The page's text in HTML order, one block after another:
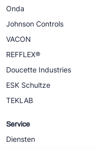
Onda
Johnson Controls
VACON
REFFLEX®
Doucette Industries
ESK Schultze
TEKLAB
Service
Diensten